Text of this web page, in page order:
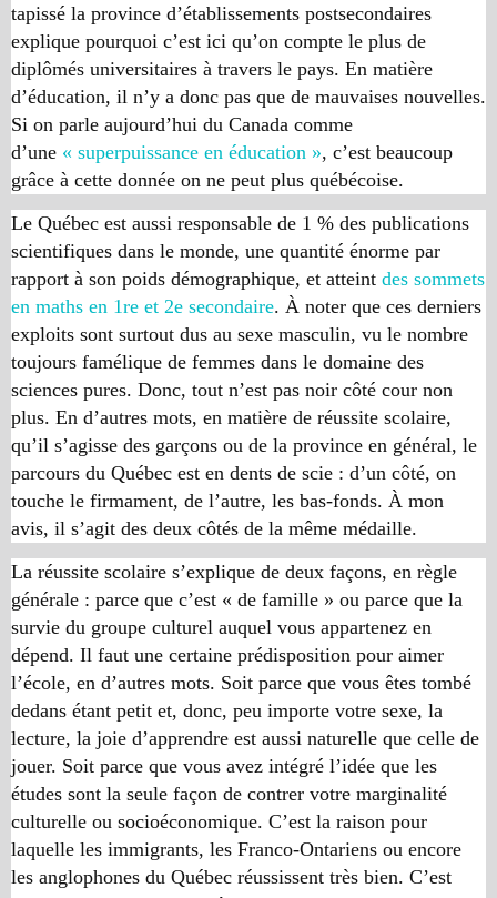
tapissé la province d’établissements postsecondaires
explique pourquoi c’est ici qu’on compte le plus de
diplômés universitaires à travers le pays. En matière
d’éducation, il n’y a donc pas que de mauvaises nouvelles.
Si on parle aujourd’hui du Canada comme
d’une « superpuissance en éducation », c’est beaucoup
grâce à cette donnée on ne peut plus québécoise.
Le Québec est aussi responsable de 1 % des publications
scientifiques dans le monde, une quantité énorme par
rapport à son poids démographique, et atteint des sommets
en maths en 1re et 2e secondaire. À noter que ces derniers
exploits sont surtout dus au sexe masculin, vu le nombre
toujours famélique de femmes dans le domaine des
sciences pures. Donc, tout n’est pas noir côté cour non
plus. En d’autres mots, en matière de réussite scolaire,
qu’il s’agisse des garçons ou de la province en général, le
parcours du Québec est en dents de scie : d’un côté, on
touche le firmament, de l’autre, les bas-fonds. À mon
avis, il s’agit des deux côtés de la même médaille.
La réussite scolaire s’explique de deux façons, en règle
générale : parce que c’est « de famille » ou parce que la
survie du groupe culturel auquel vous appartenez en
dépend. Il faut une certaine prédisposition pour aimer
l’école, en d’autres mots. Soit parce que vous êtes tombé
dedans étant petit et, donc, peu importe votre sexe, la
lecture, la joie d’apprendre est aussi naturelle que celle de
jouer. Soit parce que vous avez intégré l’idée que les
études sont la seule façon de contrer votre marginalité
culturelle ou socioéconomique. C’est la raison pour
laquelle les immigrants, les Franco-Ontariens ou encore
les anglophones du Québec réussissent très bien. C’est